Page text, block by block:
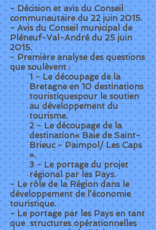
- Décision et avis du Conseil
communautaire du 22 juin 2015.
- Avis du Conseil municipal de
Pléneuf-Val-André du 25 juin
2015.
- Première analyse des questions
que soulèvent :
1 - Le découpage de la
Bretagne en 10 destinations
touristiquespour le soutien
au développement du
tourisme.
2 - Le découpage de la
destination« Baie de Saint-
Brieuc - Paimpol/ Les Caps
».
3 - Le portage du projet
régional par les Pays.
- Le rôle de la Région dans le
développement de l’économie
touristique.
- Le portage par les Pays en tant
que structures opérationnelles